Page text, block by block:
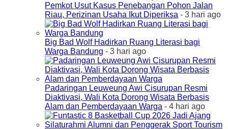
Pemkot Usut Kasus Penebangan Pohon Jalan
Riau, Perizinan Usaha Ikut Diperiksa - 3 hari ago
Big Bad Wolf Hadirkan Ruang Literasi bagi
Warga Bandung - 3 hari ago
Padaringan Leuweung Awi Cisurupan Resmi
Diaktivasi, Wali Kota Dorong Wisata Berbasis
Alam dan Pemberdayaan Warga - 4 hari ago